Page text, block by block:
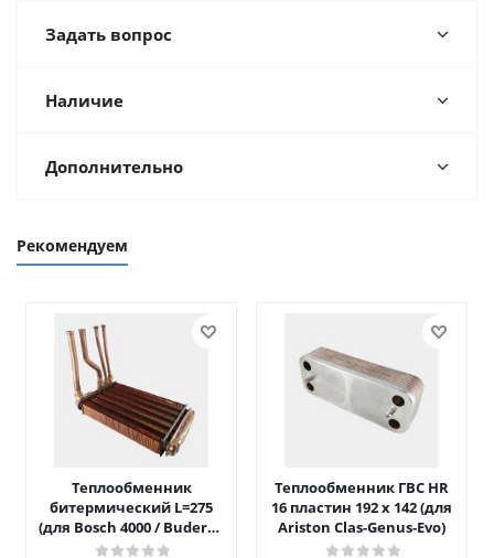
Задать вопрос
Наличие
Дополнительно
Рекомендуем
Теплообменник
битермический L=275
(для Bosch 4000 / Buderus
042)
Теплообменник ГВС HR
16 пластин 192 x 142 (для
Ariston Clas-Genus-Evo)